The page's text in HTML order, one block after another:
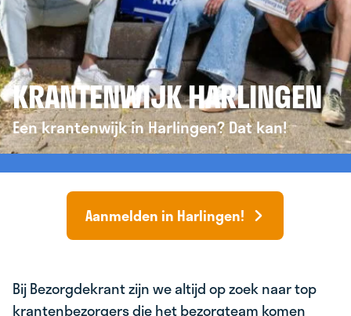
KRANTENWIJK HARLINGEN
Een krantenwijk in Harlingen? Dat kan!
Aanmelden in Harlingen!
Bij Bezorgdekrant zijn we altijd op zoek naar top
krantenbezorgers die het bezorgteam komen